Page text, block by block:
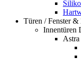
Türen / Fenster &
Innentüren
Astra